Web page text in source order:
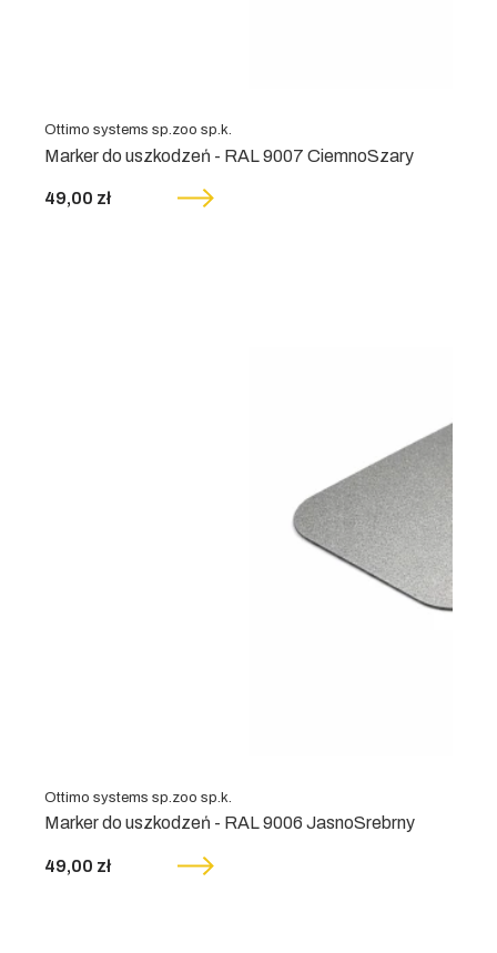
Marker do uszkodzeń - RAL 9007 CiemnoSzary
Ottimo systems sp.zoo sp.k.
49,00 zł
Marker do uszkodzeń - RAL 9006 JasnoSrebrny
Ottimo systems sp.zoo sp.k.
49,00 zł